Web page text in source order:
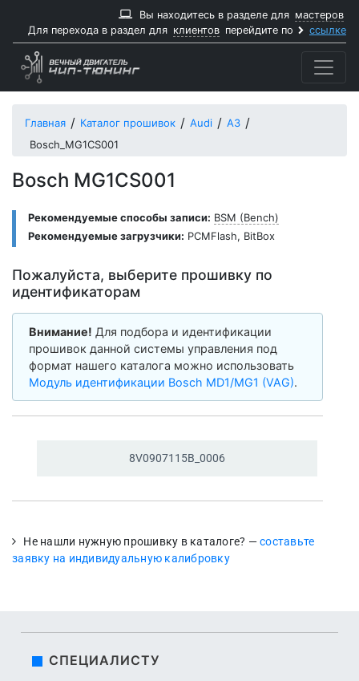
Вы находитесь в разделе для мастеров
Для перехода в раздел для клиентов перейдите по ссылке
Главная Каталог прошивок Audi
A3
Bosch_MG1CS001
Bosch MG1CS001
Рекомендуемые способы записи: BSM (Bench)
Рекомендуемые загрузчики: PCMFlash, BitBox
Пожалуйста, выберите прошивку по
идентификаторам
Внимание! Для подбора и идентификации
прошивок данной системы управления под
формат нашего каталога можно использовать
Модуль идентификации Bosch MD1/MG1 (VAG).
8V0907115B_ 0006
Не нашли нужную прошивку в каталоге? —составьте
заявку на индивидуальную калибровку
СПЕЦИАЛИСТУ